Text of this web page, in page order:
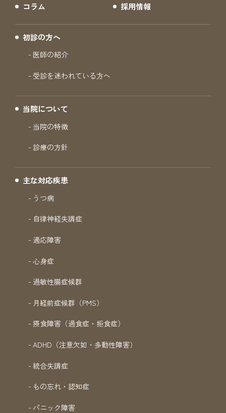
コラム 採用情報
初診の方へ
医師の紹介
受診を迷われている方へ
当院について
当院の特徴
診療の方針
主な対応疾患
うつ病
自律神経失調症
適応障害
心身症
過敏性腸症候群
月経前症候群（PMS）
摂食障害（過食症・拒食症）
ADHD（注意欠如・多動性障害）
統合失調症
もの忘れ・認知症
パニック障害